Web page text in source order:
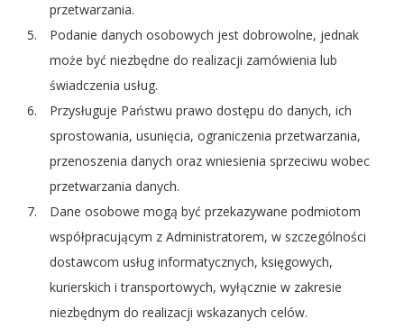
przetwarzania.
Podanie danych osobowych jest dobrowolne, jednak
może być niezbędne do realizacji zamówienia lub
świadczenia usług.
Przysługuje Państwu prawo dostępu do danych, ich
sprostowania, usunięcia, ograniczenia przetwarzania,
przenoszenia danych oraz wniesienia sprzeciwu wobec
przetwarzania danych.
Dane osobowe mogą być przekazywane podmiotom
współpracującym z Administratorem, w szczególności
dostawcom usług informatycznych, księgowych,
kurierskich i transportowych, wyłącznie w zakresie
niezbędnym do realizacji wskazanych celów.